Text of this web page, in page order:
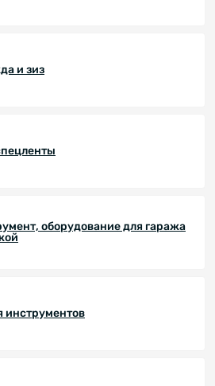
и зиз
оборудование для гаража
инструментов